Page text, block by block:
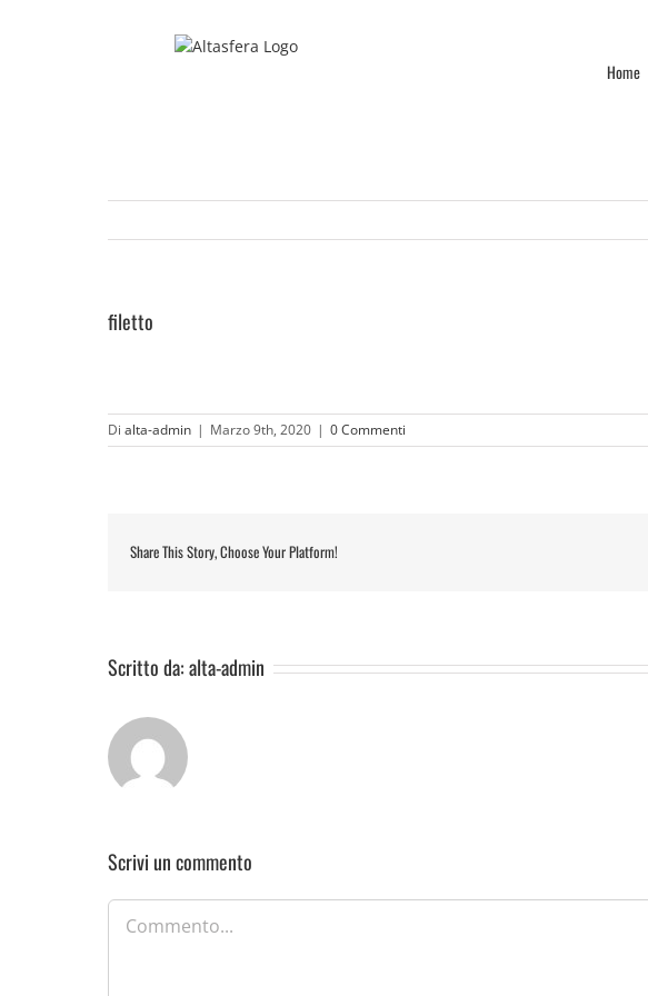
Home
filetto
Di alta-admin | Marzo 9th, 2020 | 0 Commenti
Share This Story, Choose Your Platform!
Scritto da:alta-admin
Scrivi un commento
Commento